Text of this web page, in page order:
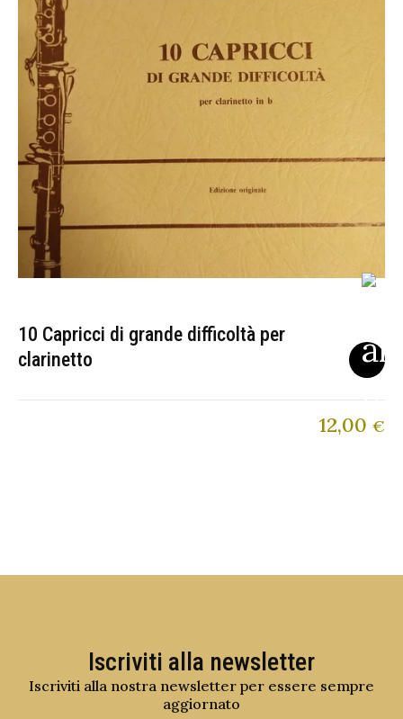
10 Capricci di grande difficoltà per
clarinetto
12,00 €
Iscriviti alla newsletter
Iscriviti alla nostra newsletter per essere sempre
aggiornato